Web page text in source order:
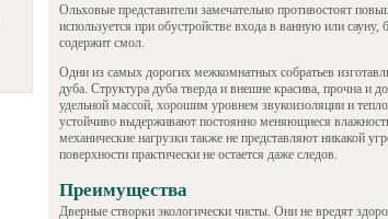
Ольховые представители замечательно противостоят
используется при обустройстве входа в ванную или сауну,
содержит смол.
Одни из самых дорогих межкомнатных собратьев
дуба. Структура дуба тверда и внешне красива, прочна и
удельной массой, хорошим уровнем звукоизоляции и
устойчиво выдерживают постоянно меняющиеся
механические нагрузки также не представляют никакой
поверхности практически не остается даже следов.
Преимущества
Дверные створки экологически чисты. Они не вредят